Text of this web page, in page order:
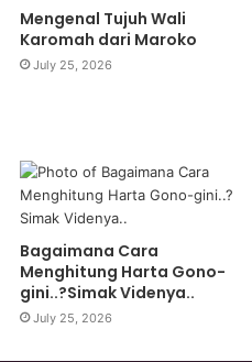
Mengenal Tujuh Wali
Karomah dari Maroko
July 25, 2026
Bagaimana Cara
Menghitung Harta Gono-
gini..?Simak Videnya..
July 25, 2026